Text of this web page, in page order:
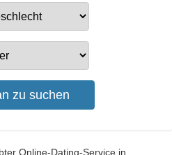
Online-Dating-Service in